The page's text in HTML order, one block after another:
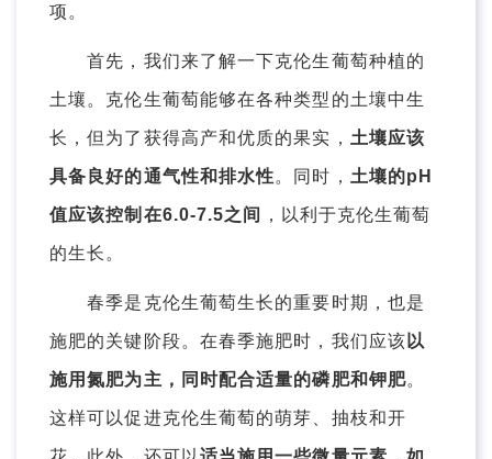
项。
首先，我们来了解一下克伦生葡萄种植的
土壤。克伦生葡萄能够在各种类型的土壤中生
长，但为了获得高产和优质的果实， 土壤应该
具备良好的通气性和排水性。同时， 土壤的pH
值应该控制在6.0-7.5之间 ，以利于克伦生葡萄
的生长。
春季是克伦生葡萄生长的重要时期，也是
施肥的关键阶段。在春季施肥时，我们应该 以
施用氮肥为主，同时配合适量的磷肥和钾肥。
这样可以促进克伦生葡萄的萌芽、抽枝和开